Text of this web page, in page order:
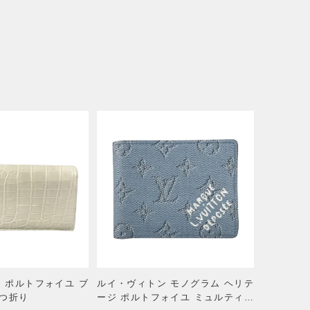
ポルトフォイユ ブ
折り
ルイ・ヴィトン モノグラム ヘリテ
ージ ポルトフォイユ ミュルティプ